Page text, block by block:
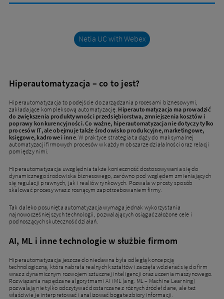
Netia UC with Webex
Hiperautomatyzacja – co to jest?
Hiperautomatyzacja to podejście do zarządzania procesami biznesowymi,
zakładające kompleksową automatyzację. Hiperautomatyzacja ma prowadzić
do zwiększenia produktywności przedsiębiorstwa, zmniejszenia kosztów i
poprawy konkurencyjności. Co ważne, hiperautomatyzacja nie dotyczy tylko
procesów IT, ale obejmuje także środowisko produkcyjne, marketingowe,
księgowe, kadrowe i inne. W praktyce strategia ta dąży do maksymalnej
automatyzacji firmowych procesów w każdym obszarze działalności oraz relacji
pomiędzy nimi.
Hiperautomatyzacja uwzględnia także konieczność dostosowywania się do
dynamicznego środowiska biznesowego, zarówno pod względem zmieniających
się regulacji prawnych, jak i realiów rynkowych. Pozwala w prosty sposób
skalować procesy wraz z rosnącym zapotrzebowaniem firmy.
Tak daleko posunięta automatyzacja wymaga jednak wykorzystania
najnowocześniejszych technologii, pozwalających osiągać założone cele i
podnoszących skuteczność działań.
AI, ML i inne technologie w służbie firmom
Hiperautomatyzacja jeszcze do niedawna była odległą koncepcją
technologiczną, która nabrała realnych kształtów i zaczęła wdzierać się do firm
wraz z dynamicznym rozwojem sztucznej inteligencji oraz uczenia maszynowego.
Rozwiązania napędzane algorytmami AI i ML (ang. ML – Machine Learning)
pozwalają nie tylko odczytywać dostarczane z różnych źródeł dane, ale też
właściwie je interpretować i analizować bogate zbiory informacji.